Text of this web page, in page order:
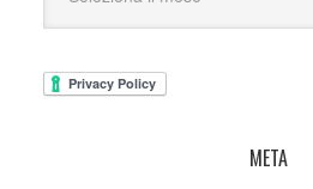
META